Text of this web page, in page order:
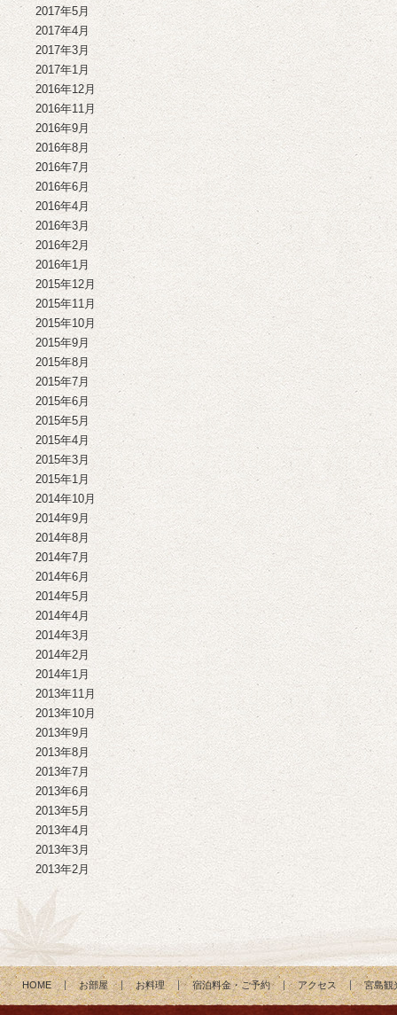
2017年5月
2017年4月
2017年3月
2017年1月
2016年12月
2016年11月
2016年9月
2016年8月
2016年7月
2016年6月
2016年4月
2016年3月
2016年2月
2016年1月
2015年12月
2015年11月
2015年10月
2015年9月
2015年8月
2015年7月
2015年6月
2015年5月
2015年4月
2015年3月
2015年1月
2014年10月
2014年9月
2014年8月
2014年7月
2014年6月
2014年5月
2014年4月
2014年3月
2014年2月
2014年1月
2013年11月
2013年10月
2013年9月
2013年8月
2013年7月
2013年6月
2013年5月
2013年4月
2013年3月
2013年2月
HOME お部屋 お料理 宿泊料金・ご予約 アクセス 宮島観